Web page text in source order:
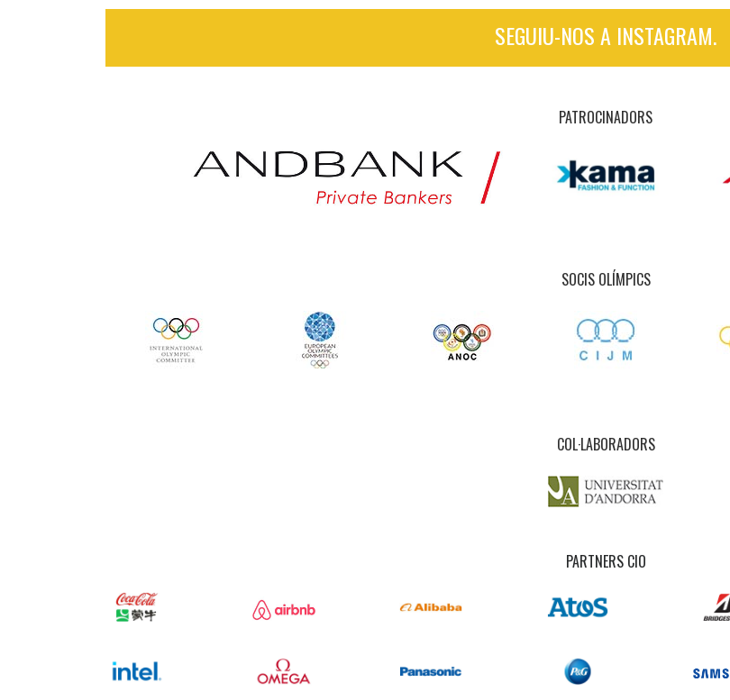
SEGUIU-NOS A INSTAGRAM.
PATROCINADORS
SOCIS OLÍMPICS
COL·LABORADORS
PARTNERS CIO